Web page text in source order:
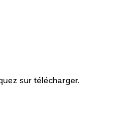
sur télécharger.